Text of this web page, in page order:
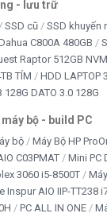
- lưu trữ
SSD cũ
SSD khuyến
C800A 480GB
Raptor 512GB
TÍM
HDD LAPTOP
128G DATO 3.0 128G
máy bộ - build PC
bộ
Máy Bộ HP
C03PMAT
Mini PC
3060 i5-8500T
Inspur AIO IIP-TT238
PC ALL IN ONE